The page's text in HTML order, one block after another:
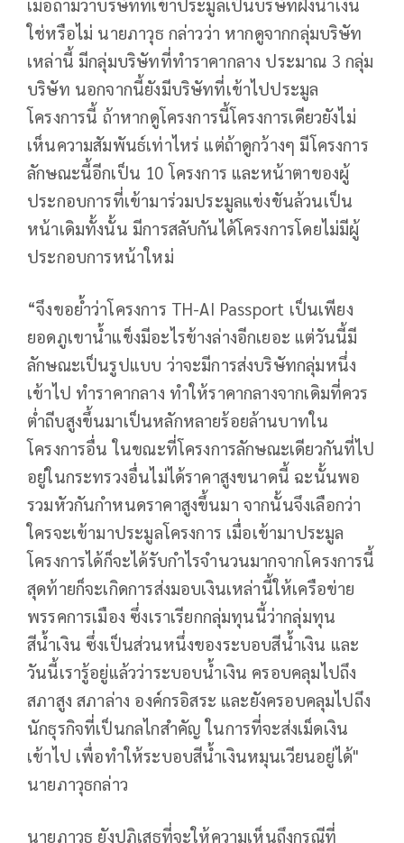
ใช่หรือไม่ นายภาวุธ กล่าวว่า หากดูจากกลุ่มบริษัท
เหล่านี้ มีกลุ่มบริษัทที่ทำราคากลาง ประมาณ 3 กลุ่ม
บริษัท นอกจากนี้ยังมีบริษัทที่เข้าไปประมูล
โครงการนี้ ถ้าหากดูโครงการนี้โครงการเดียวยังไม่
เห็นความสัมพันธ์เท่าไหร่ แต่ถ้าดูกว้างๆ มีโครงการ
ลักษณะนี้อีกเป็น 10 โครงการ และหน้าตาของผู้
ประกอบการที่เข้ามาร่วมประมูลแข่งขันล้วนเป็น
หน้าเดิมทั้งนั้น มีการสลับกันได้โครงการโดยไม่มีผู้
ประกอบการหน้าใหม่
“จึงขอย้ำว่าโครงการ TH-AI Passport เป็นเพียง
ยอดภูเขาน้ำแข็งมีอะไรข้างล่างอีกเยอะ แต่วันนี้มี
ลักษณะเป็นรูปแบบ ว่าจะมีการส่งบริษัทกลุ่มหนึ่ง
เข้าไป ทำราคากลาง ทำให้ราคากลางจากเดิมที่ควร
ต่ำถีบสูงขึ้นมาเป็นหลักหลายร้อยล้านบาทใน
โครงการอื่น ในขณะที่โครงการลักษณะเดียวกันที่ไป
อยู่ในกระทรวงอื่นไม่ได้ราคาสูงขนาดนี้ ฉะนั้นพอ
รวมหัวกันกำหนดราคาสูงขึ้นมา จากนั้นจึงเลือกว่า
ใครจะเข้ามาประมูลโครงการ เมื่อเข้ามาประมูล
โครงการได้ก็จะได้รับกำไรจำนวนมากจากโครงการนี้
สุดท้ายก็จะเกิดการส่งมอบเงินเหล่านี้ให้เครือข่าย
พรรคการเมือง ซึ่งเราเรียกกลุ่มทุนนี้ว่ากลุ่มทุน
สีน้ำเงิน ซึ่งเป็นส่วนหนึ่งของระบอบสีน้ำเงิน และ
วันนี้เรารู้อยู่แล้วว่าระบอบน้ำเงิน ครอบคลุมไปถึง
สภาสูง สภาล่าง องค์กรอิสระ และยังครอบคลุมไปถึง
นักธุรกิจที่เป็นกลไกสำคัญ ในการที่จะส่งเม็ดเงิน
เข้าไป เพื่อทำให้ระบอบสีน้ำเงินหมุนเวียนอยู่ได้"
นายภาวุธกล่าว
นายภาวุธ ยังปฏิเสธที่จะให้ความเห็นถึงกรณีที่